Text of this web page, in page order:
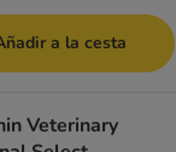
a la cesta
Veterinary